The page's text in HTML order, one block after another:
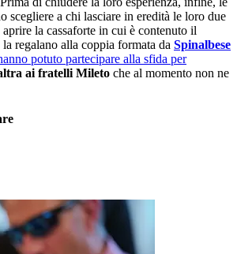
scegliere a chi lasciare in eredità le loro due
la cassaforte in cui è contenuto il
regalano alla coppia formata da Spinalbese
potuto partecipare alla sfida per
ai fratelli Mileto che al momento non ne